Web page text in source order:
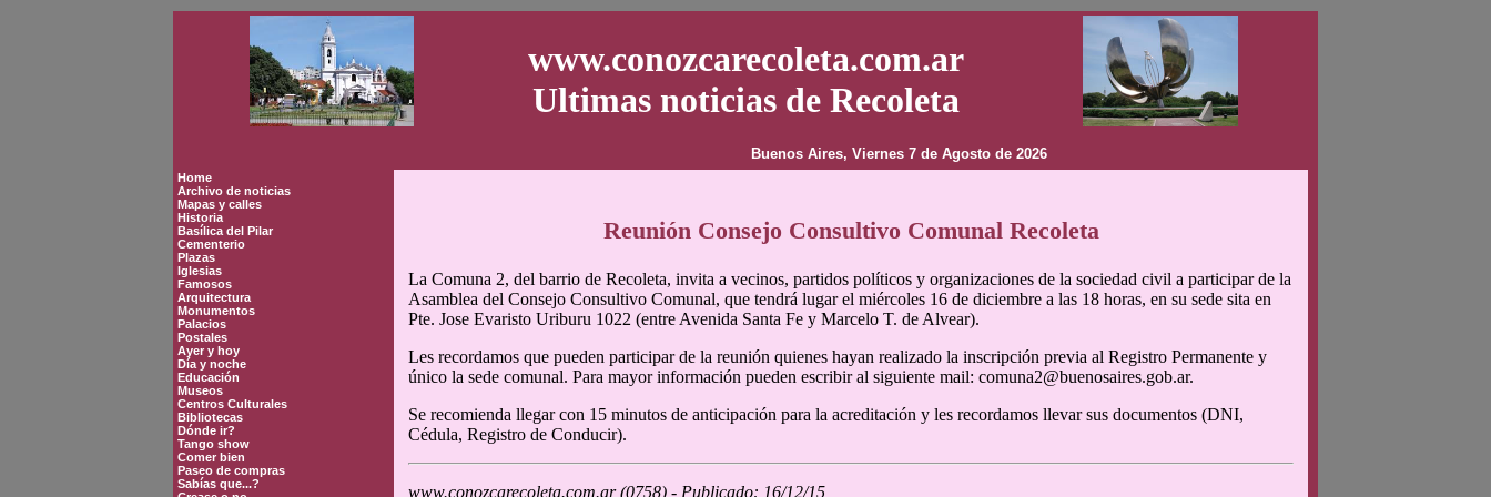
www.conozcarecoleta.com.ar
Ultimas noticias de Recoleta
Buenos Aires, Viernes 7 de Agosto de 2026
Home
Archivo de noticias
Mapas y calles
Historia
Basílica del Pilar
Cementerio
Plazas
Iglesias
Famosos
Arquitectura
Monumentos
Palacios
Postales
Ayer y hoy
Día y noche
Educación
Museos
Centros Culturales
Bibliotecas
Dónde ir?
Tango show
Comer bien
Paseo de compras
Sabías que...?
Reunión Consejo Consultivo Comunal Recoleta
La Comuna 2, del barrio de Recoleta, invita a vecinos, partidos políticos y organizaciones de la sociedad civil a participar de la
Asamblea del Consejo Consultivo Comunal, que tendrá lugar el miércoles 16 de diciembre a las 18 horas, en su sede sita en
Pte. Jose Evaristo Uriburu 1022 (entre Avenida Santa Fe y Marcelo T. de Alvear).
Les recordamos que pueden participar de la reunión quienes hayan realizado la inscripción previa al Registro Permanente y
único la sede comunal. Para mayor información pueden escribir al siguiente mail: comuna2@buenosaires.gob.ar.
Se recomienda llegar con 15 minutos de anticipación para la acreditación y les recordamos llevar sus documentos (DNI,
Cédula, Registro de Conducir).
www.conozcarecoleta.com.ar (0758) - Publicado: 16/12/15